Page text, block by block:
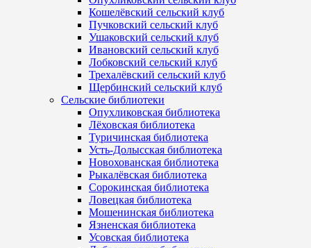
Кошелёвский сельский клуб
Пучковский сельский клуб
Ушаковский сельский клуб
Ивановский сельский клуб
Лобковский сельский клуб
Трехалёвский сельский клуб
Щербинский сельский клуб
Сельские библиотеки
Опухликовская библиотека
Лёховская библиотека
Туричинская библиотека
Усть-Долысская библиотека
Новохованская библиотека
Рыкалёвская библиотека
Сорокинская библиотека
Ловецкая библиотека
Мошенинская библиотека
Язненская библиотека
Усовская библиотека